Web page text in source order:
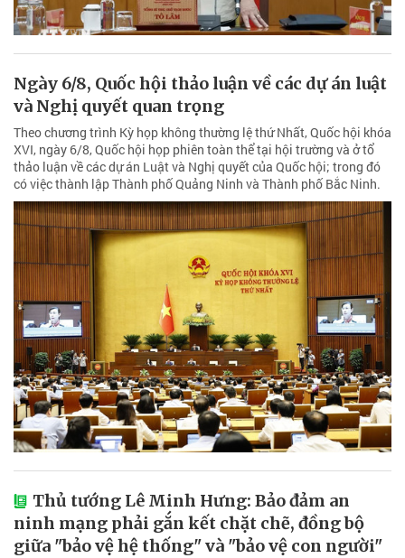
Ngày 6/8, Quốc hội thảo luận về các dự án luật
và Nghị quyết quan trọng
Theo chương trình Kỳ họp không thường lệ thứ Nhất, Quốc hội khóa
XVI, ngày 6/8, Quốc hội họp phiên toàn thể tại hội trường và ở tổ
thảo luận về các dự án Luật và Nghị quyết của Quốc hội; trong đó
có việc thành lập Thành phố Quảng Ninh và Thành phố Bắc Ninh.
Thủ tướng Lê Minh Hưng: Bảo đảm an
ninh mạng phải gắn kết chặt chẽ, đồng bộ
giữa "bảo vệ hệ thống" và "bảo vệ con người"